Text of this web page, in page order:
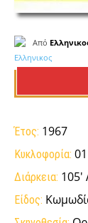
Από
Έτος: 1967
Κυκλοφορία:
Διάρκεια: 105'
Είδος: